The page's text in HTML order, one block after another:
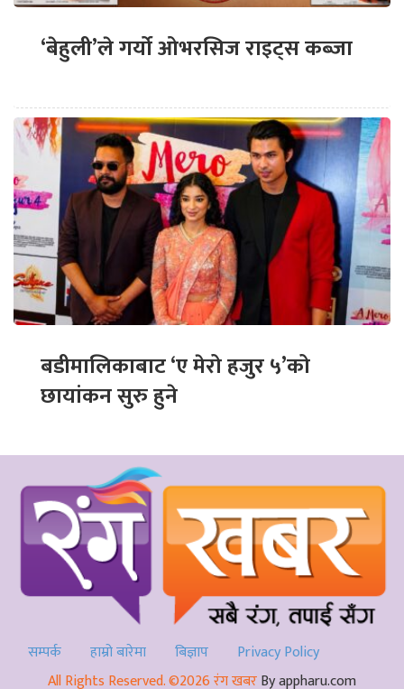
‘बेहुली’ले गर्यो ओभरसिज राइट्स कब्जा
बडीमालिकाबाट ‘ए मेरो हजुर ५’को
छायांकन सुरु हुने
सम्पर्क हाम्रो बारेमा बिज्ञाप
Privacy Policy
All Rights Reserved. ©2026 रंग खबरBy appharu.com